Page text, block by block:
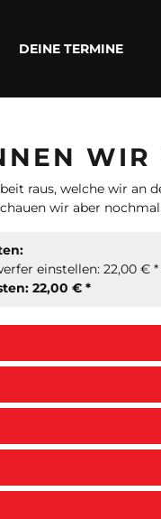
DEINE TERMINE
WIR
raus, welche wir an
wir aber
einstellen: 22,00 € *
22,00 € *